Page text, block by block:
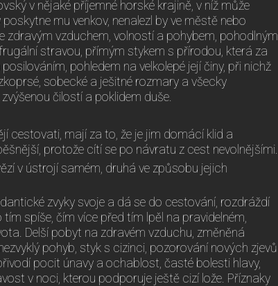
v nějaké příjemné horské krajině, v níž může
mu venkov, nenalezl by ve městě nebo
zdravým vzduchem, volností a pohybem, pohodlným
stravou, přímým stykem s přírodou, která za
pohledem na velkolepé její činy, při nichž
sobecké a ješitné rozmary a všecky
čilostí a poklidem duše.
cestovati, mají za to, že je jim domácí klid a
protože cítí se po návratu z cest nevolnějšími.
v ústrojí samém, druhá ve způsobu jejich
zvyky svoje a dá se do cestování, rozdráždí
spíše, čím více před tím lpěl na pravidelném,
Delší pobyt na zdravém vzduchu, změněná
pohyb, styk s cizinci, pozorování nových zjevů
pocit únavy a ochablost, časté bolesti hlavy,
v noci, kterou podporuje ještě cizí lože. Příznaky